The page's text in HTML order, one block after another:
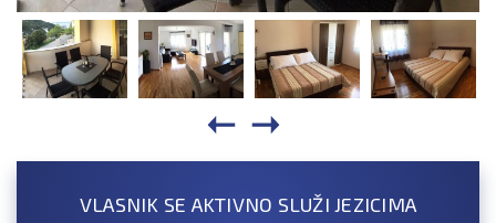
VLASNIK SE AKTIVNO SLUŽI JEZICIMA